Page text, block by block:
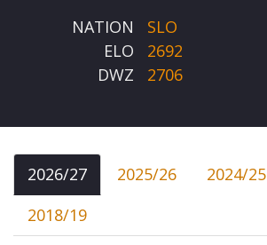
NATION
SLO
ELO
2692
DWZ
2706
2026/27 2025/26 2024/25
2018/19